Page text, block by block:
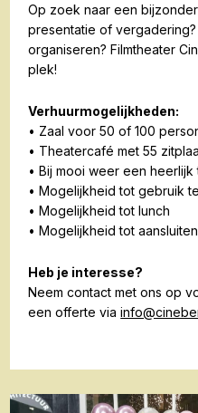
Op zoek naar een
presentatie of vergadering?
organiseren? Filmtheater
plek!
Verhuurmogelijkheden:
• Zaal voor 50 of 100
• Theatercafé met 55
• Bij mooi weer een heerlijk
• Mogelijkheid tot gebruik
• Mogelijkheid tot lunch
• Mogelijkheid tot
Heb je interesse?
Neem contact met ons op
een offerte via